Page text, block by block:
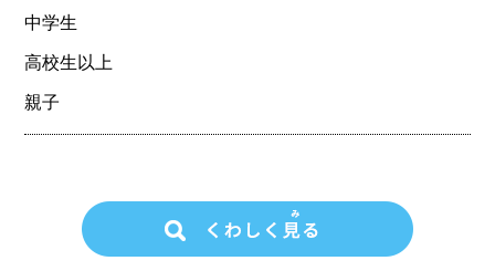
中学生
高校生以上
親子